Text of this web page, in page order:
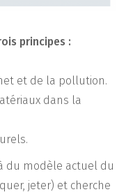
principes :
et de la pollution.
dans la
du modèle actuel du
jeter) et cherche